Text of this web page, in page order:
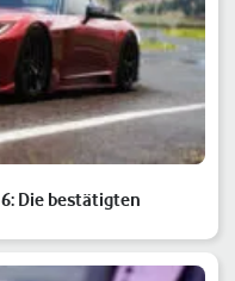
Die bestätigten